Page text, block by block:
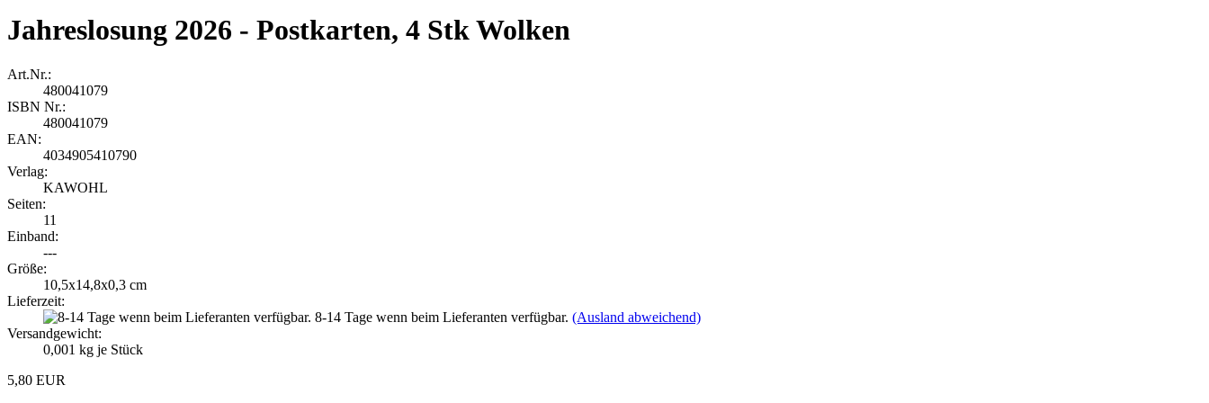
Jahreslosung 2026 - Postkarten, 4 Stk Wolken
Art.Nr.:
480041079
ISBN Nr.:
480041079
EAN:
4034905410790
Verlag:
KAWOHL
Seiten:
11
Einband:
---
Größe:
10,5x14,8x0,3 cm
Lieferzeit:
8-14 Tage wenn beim Lieferanten verfügbar. (Ausland abweichend)
Versandgewicht:
0,001 kg je Stück
5,80 EUR